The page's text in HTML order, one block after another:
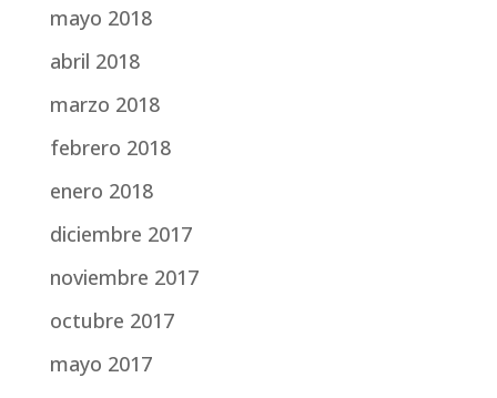
mayo 2018
abril 2018
marzo 2018
febrero 2018
enero 2018
diciembre 2017
noviembre 2017
octubre 2017
mayo 2017